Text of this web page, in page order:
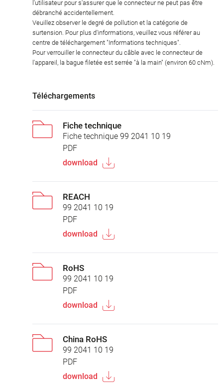
l'utilisateur pour s'assurer que le connecteur ne peut pas être
débranché accidentellement.
Veuillez observer le degré de pollution et la catégorie de
surtension. Pour plus d'informations, veuillez vous référer au
centre de téléchargement "Informations techniques".
Pour verrouiller le connecteur du câble avec le connecteur de
l'appareil, la bague filetée est serrée "à la main" (environ 60 cNm).
Téléchargements
Fiche technique
Fiche technique 99 2041 10 19
PDF
download
REACH
99 2041 10 19
PDF
download
RoHS
99 2041 10 19
PDF
download
China RoHS
99 2041 10 19
PDF
download